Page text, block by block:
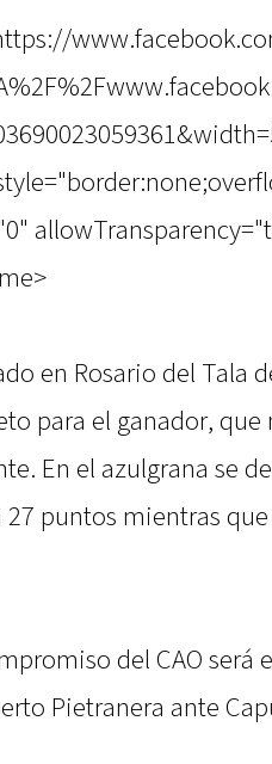
en Rosario del Tala
para el ganador,
En el azulgrana se
27 puntos mientras
del CAO será
Pietranera ante